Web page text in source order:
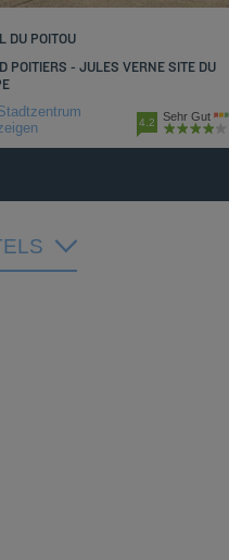
DU POITOU
POITIERS - JULES VERNE SITE DU
4.2 Sehr Gut